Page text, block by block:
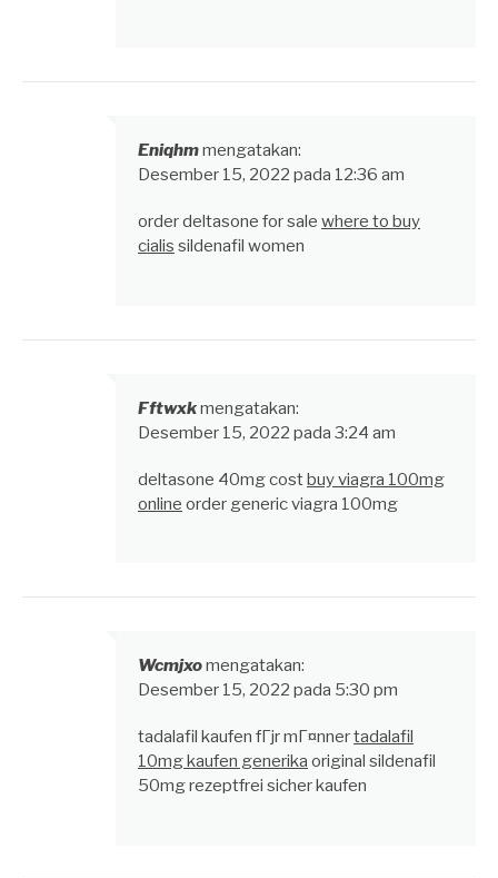
Eniqhmmengatakan:
Desember 15, 2022 pada 12:36 am
order deltasone for sale where to buy
cialis sildenafil women
Fftwxkmengatakan:
Desember 15, 2022 pada 3:24 am
deltasone 40mg costbuy viagra 100mg
online order generic viagra 100mg
Wcmjxomengatakan:
Desember 15, 2022 pada 5:30 pm
tadalafil kaufen fГјr mГ¤nnertadalafil
10mg kaufen generika original sildenafil
50mg rezeptfrei sicher kaufen